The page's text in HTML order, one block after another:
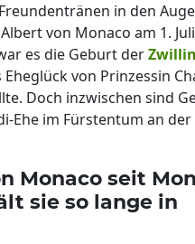
in den
von Monaco am 1.
es die Geburt der
von Prinzessin
Doch inzwischen sind
Ehe im Fürstentum an der
Monaco seit
sie so lange in